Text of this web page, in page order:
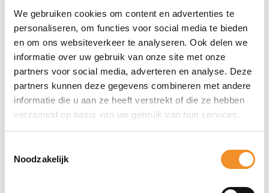
We gebruiken cookies om content en advertenties te
personaliseren, om functies voor social media te bieden
en om ons websiteverkeer te analyseren. Ook delen we
informatie over uw gebruik van onze site met onze
partners voor social media, adverteren en analyse. Deze
partners kunnen deze gegevens combineren met andere
informatie die u aan ze heeft verstrekt of die ze hebben
verzameld op basis van uw gebruik van hun services.
Noodzakelijk
8806097072812, 8806097072829, 8806097742937
Direct erbij bestellen